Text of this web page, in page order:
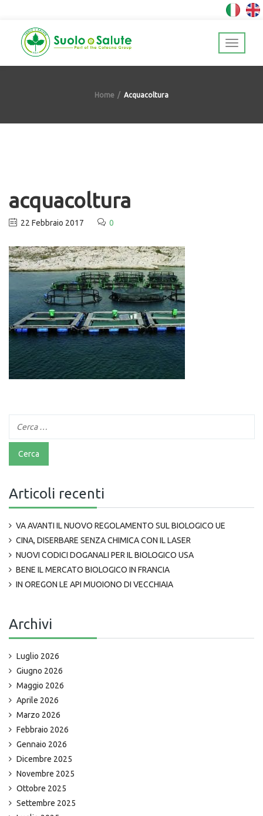
Home Acquacoltura
acquacoltura
22 Febbraio 2017 0
Articoli recenti
VA AVANTI IL NUOVO REGOLAMENTO SUL BIOLOGICO UE
CINA, DISERBARE SENZA CHIMICA CON IL LASER
NUOVI CODICI DOGANALI PER IL BIOLOGICO USA
BENE IL MERCATO BIOLOGICO IN FRANCIA
IN OREGON LE API MUOIONO DI VECCHIAIA
Archivi
Luglio 2026
Giugno 2026
Maggio 2026
Aprile 2026
Marzo 2026
Febbraio 2026
Gennaio 2026
Dicembre 2025
Novembre 2025
Ottobre 2025
Settembre 2025